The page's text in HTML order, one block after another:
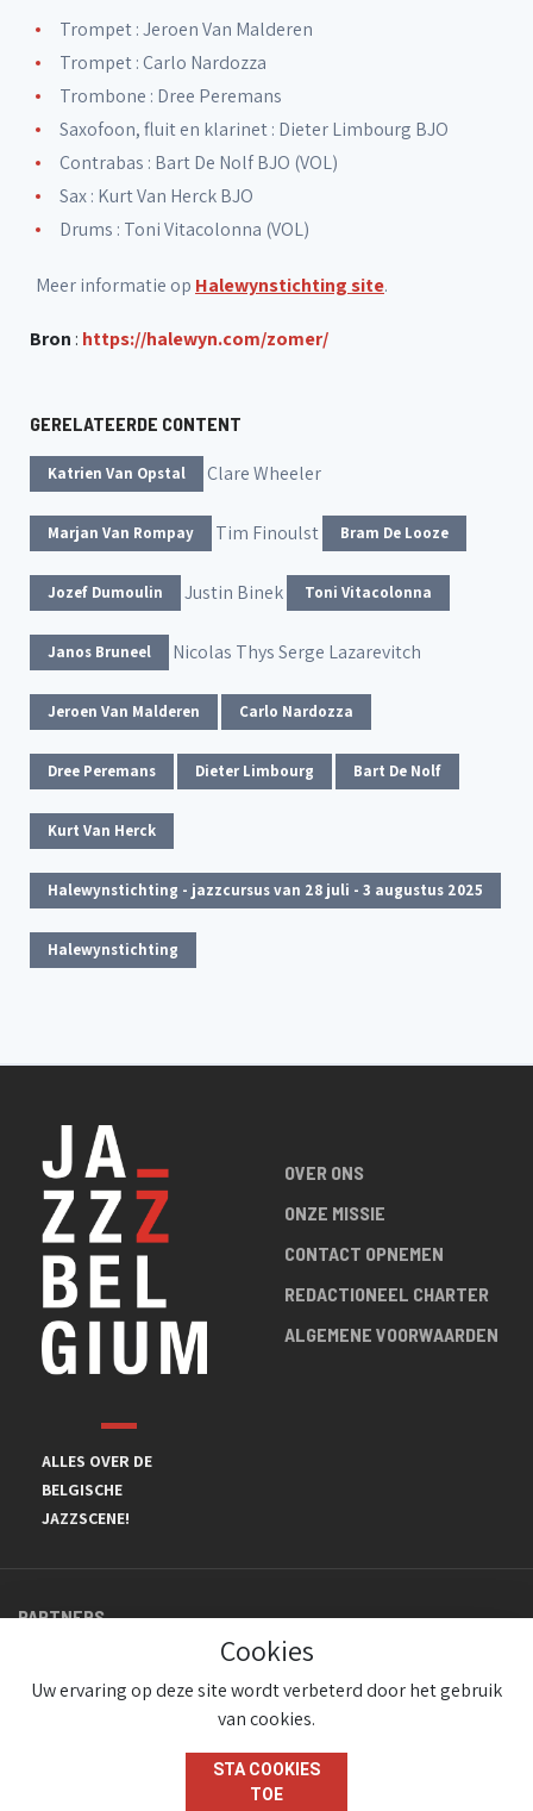
Trompet : Jeroen Van Malderen
Trompet : Carlo Nardozza
Trombone : Dree Peremans
Saxofoon, fluit en klarinet : Dieter Limbourg BJO
Contrabas : Bart De Nolf BJO (VOL)
Sax : Kurt Van Herck BJO
Drums : Toni Vitacolonna (VOL)
Meer informatie op Halewynstichting site.
Bron : https://halewyn.com/zomer/
GERELATEERDE CONTENT
Katrien Van Opstal Clare Wheeler
Marjan Van Rompay Tim Finoulst Bram De Looze
Jozef Dumoulin Justin Binek Toni Vitacolonna
Janos Bruneel Nicolas ThysSerge Lazarevitch
Jeroen Van Malderen Carlo Nardozza
Dree Peremans Dieter Limbourg Bart De Nolf
Kurt Van Herck
Halewynstichting - jazzcursus van 28 juli - 3 augustus 2025
Halewynstichting
ALLES OVER DE
BELGISCHE
JAZZSCENE!
OVER ONS
ONZE MISSIE
CONTACT OPNEMEN
REDACTIONEEL CHARTER
ALGEMENE VOORWAARDEN
PARTNERS
Cookies
Uw ervaring op deze site wordt verbeterd door het gebruik
van cookies.
STA COOKIES
TOE